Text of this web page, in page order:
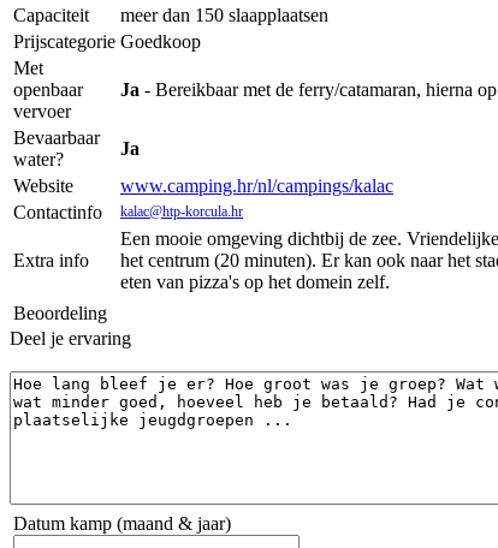
Capaciteit
meer dan 150 slaapplaatsen
Prijscategorie Goedkoop
Met
openbaar
vervoer
Ja - Bereikbaar met de ferry/catamaran, hierna
Bevaarbaar
water?
Ja
Website
www.camping.hr/nl/campings/kalac
Contactinfo
kalac@htp-korcula.hr
Extra info
Een mooie omgeving dichtbij de zee.
het centrum (20 minuten). Er kan ook naar het
eten van pizza's op het domein zelf.
Beoordeling
Deel je ervaring
Datum kamp (maand & jaar)